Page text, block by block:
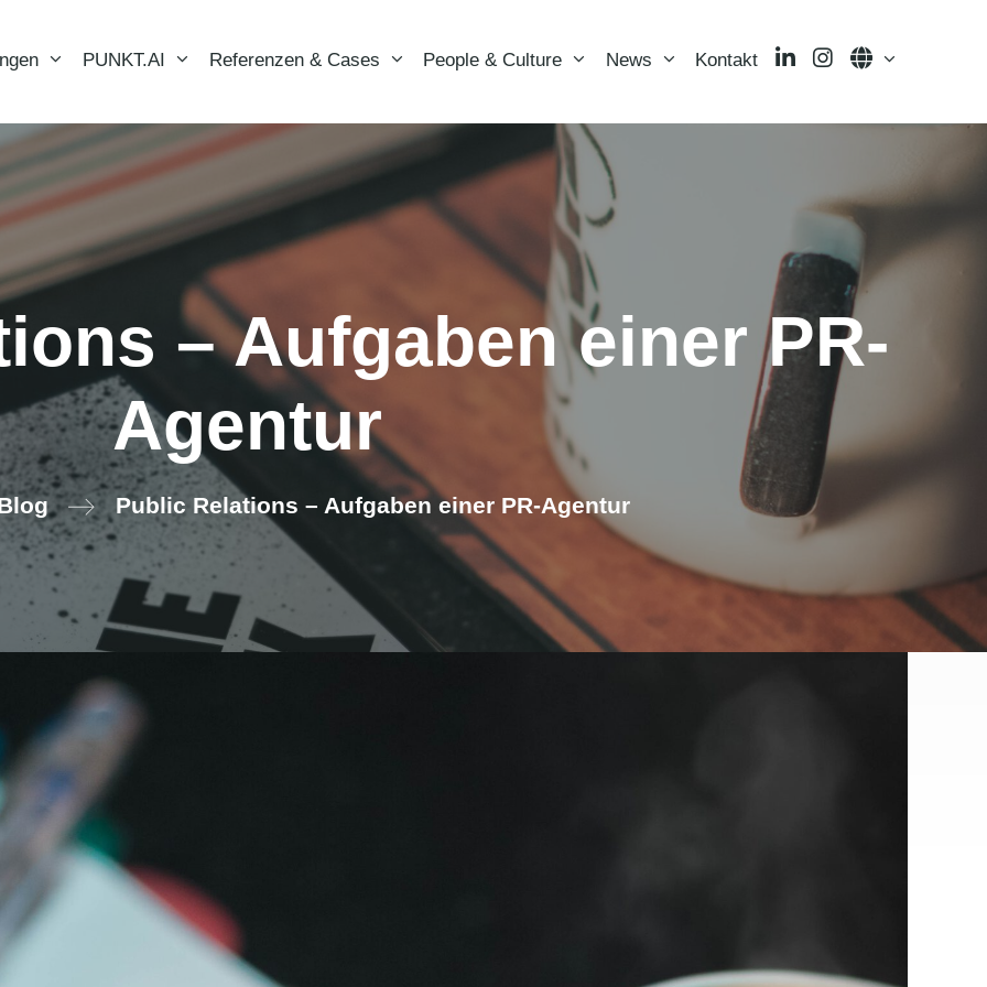
PUNKT.AI Referenzen & Cases People & Culture News Kontakt LinkedInInstagramLanguage
– Aufgaben einer PR-
Agentur
Public Relations – Aufgaben einer PR-Agentur